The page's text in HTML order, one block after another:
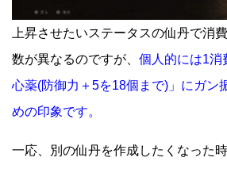
上昇させたいステータスの仙丹で消
数が異なるのですが、 個人的には1消
心薬(防御力＋5を18個まで)」にガン
めの印象です。
一応、別の仙丹を作成したくなった